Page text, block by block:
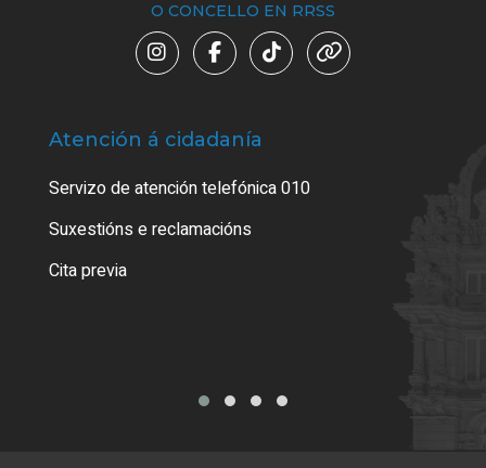
O CONCELLO EN RRSS
Atención á cidadanía
Servizo de atención telefónica 010
Suxestións e reclamacións
Cita previa